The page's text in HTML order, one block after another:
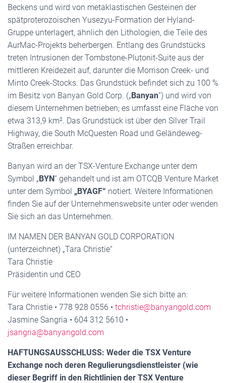
Beckens und wird von metaklastischen Gesteinen der
spätproterozoischen Yusezyu-Formation der Hyland-
Gruppe unterlagert, ähnlich den Lithologien, die Teile des
AurMac-Projekts beherbergen. Entlang des Grundstücks
treten Intrusionen der Tombstone-Plutonit-Suite aus der
mittleren Kreidezeit auf, darunter die Morrison Creek- und
Minto Creek-Stocks. Das Grundstück befindet sich zu 100 %
im Besitz von Banyan Gold Corp. („Banyan“) und wird von
diesem Unternehmen betrieben; es umfasst eine Fläche von
etwa 313,9 km². Das Grundstück ist über den Silver Trail
Highway, die South McQuesten Road und Geländeweg-
Straßen erreichbar.
Banyan wird an der TSX-Venture Exchange unter dem
Symbol „BYN“ gehandelt und ist am OTCQB Venture Market
unter dem Symbol „BYAGF“ notiert. Weitere Informationen
finden Sie auf der Unternehmenswebsite unter oder wenden
Sie sich an das Unternehmen.
IM NAMEN DER BANYAN GOLD CORPORATION
(unterzeichnet) „Tara Christie“
Tara Christie
Präsidentin und CEO
Für weitere Informationen wenden Sie sich bitte an:
Tara Christie • 778 928 0556 • tchristie@banyangold.com
Jasmine Sangria • 604 312 5610 •
jsangria@banyangold.com
HAFTUNGSAUSSCHLUSS: Weder die TSX Venture
Exchange noch deren Regulierungsdienstleister (wie
dieser Begriff in den Richtlinien der TSX Venture